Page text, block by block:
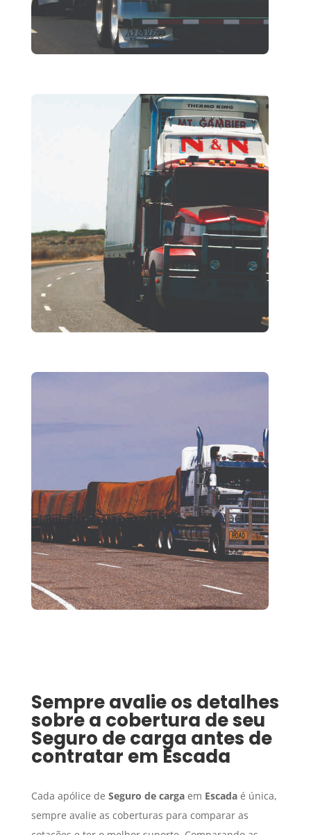
Sempre avalie os detalhes
sobre a cobertura de seu
Seguro de carga antes de
contratar em Escada
Cada apólice de Seguro de cargaem Escadaé única,
sempre avalie as coberturas para comparar as